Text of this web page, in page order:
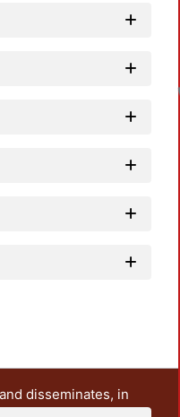
disseminates, in